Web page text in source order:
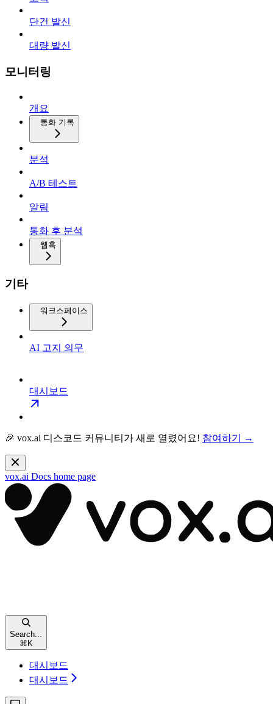
단건 발신
대량 발신
모니터링
개요
통화 기록
분석
A/B 테스트
알림
통화 후 분석
웹훅
기타
워크스페이스
AI 고지 의무
대시보드
🎉 vox.ai 디스코드 커뮤니티가 새로 열렸어요! 참여하기 →
vox.ai Docs home page
Search...
⌘ K
대시보드
대시보드